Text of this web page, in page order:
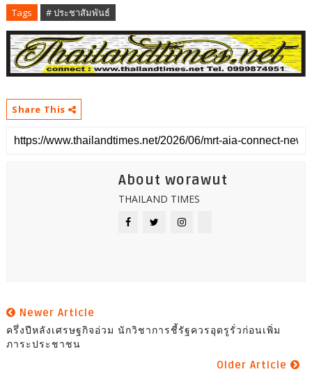
Tags # ประชาสัมพันธ์
Share This
About worawut
THAILAND TIMES
Newer Article
ครึ่งปีหลังเศรษฐกิจอ่วม นักวิชาการชี้รัฐควรอุดรูรั่วก่อนเพิ่ม
ภาระประชาชน
Older Article